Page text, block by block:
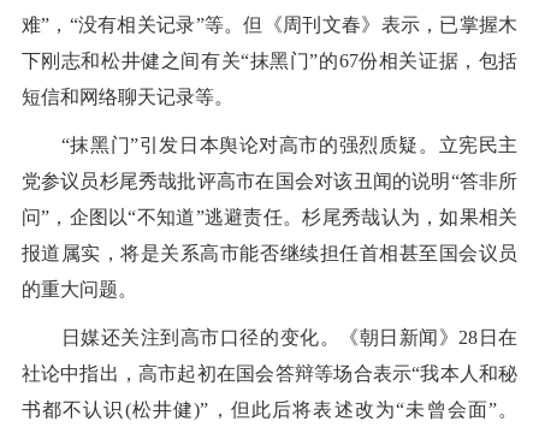
难”，“没有相关记录”等。但《周刊文春》表示，已掌握木
下刚志和松井健之间有关“抹黑门”的67份相关证据，包括
短信和网络聊天记录等。
“抹黑门”引发日本舆论对高市的强烈质疑。立宪民主
党参议员杉尾秀哉批评高市在国会对该丑闻的说明“答非所
问”，企图以“不知道”逃避责任。杉尾秀哉认为，如果相关
报道属实，将是关系高市能否继续担任首相甚至国会议员
的重大问题。
日媒还关注到高市口径的变化。《朝日新闻》28日在
社论中指出，高市起初在国会答辩等场合表示“我本人和秘
书都不认识(松井健)”，但此后将表述改为“未曾会面”。